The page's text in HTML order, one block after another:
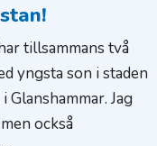
tillsammans två
yngsta son i staden
Jag
också